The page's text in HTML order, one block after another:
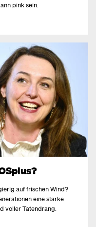
pink sein.
auf frischen Wind?
eine starke
voller Tatendrang.